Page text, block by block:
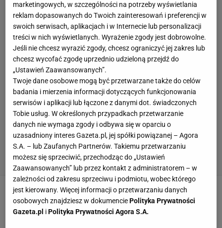
Masz w domu czysto? Tylko tak Ci się wydaje.
O tych zakamarkach przy sprzątaniu zapomina
większość z nas
IROBOT ODKURZACZ ODKURZACZ BEZPRZEWODOWY
marketingowych, w szczególności na potrzeby wyświetlania
reklam dopasowanych do Twoich zainteresowań i preferencji w
swoich serwisach, aplikacjach i w Internecie lub personalizacji
treści w nich wyświetlanych. Wyrażenie zgody jest dobrowolne.
Jeśli nie chcesz wyrazić zgody, chcesz ograniczyć jej zakres lub
chcesz wycofać zgodę uprzednio udzieloną przejdź do
„Ustawień Zaawansowanych”.
Twoje dane osobowe mogą być przetwarzane także do celów
badania i mierzenia informacji dotyczących funkcjonowania
serwisów i aplikacji lub łączone z danymi dot. świadczonych
Tobie usług. W określonych przypadkach przetwarzanie
danych nie wymaga zgody i odbywa się w oparciu o
uzasadniony interes Gazeta.pl, jej spółki powiązanej – Agora
S.A. – lub Zaufanych Partnerów. Takiemu przetwarzaniu
możesz się sprzeciwić, przechodząc do „Ustawień
Zaawansowanych” lub przez kontakt z administratorem – w
zależności od zakresu sprzeciwu i podmiotu, wobec którego
jest kierowany. Więcej informacji o przetwarzaniu danych
osobowych znajdziesz w dokumencie Polityka Prywatności
Gazeta.pl i Polityka Prywatności Agora S.A.